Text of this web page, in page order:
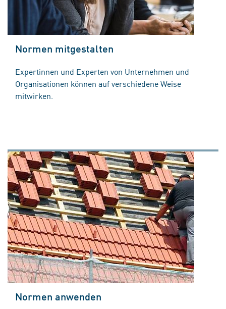
Normen mitgestalten
Expertinnen und Experten von Unternehmen und
Organisationen können auf verschiedene Weise
mitwirken.
Normen anwenden